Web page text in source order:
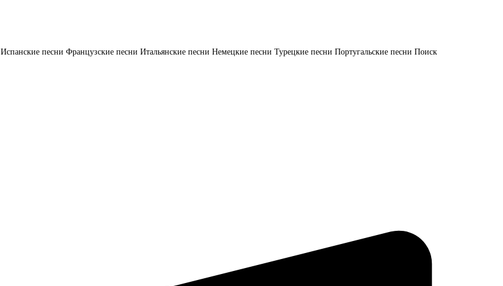
Испанские песни Французские песни Итальянские песни Немецкие песни Турецкие песни Португальские песни Поиск